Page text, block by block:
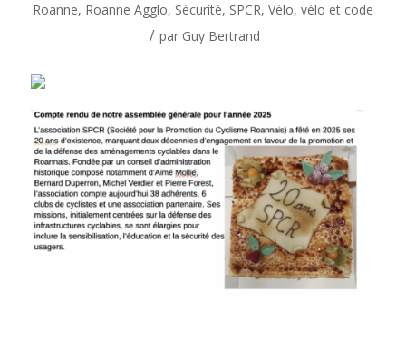
Roanne, Roanne Agglo, Sécurité, SPCR, Vélo, vélo et code
/ par Guy Bertrand